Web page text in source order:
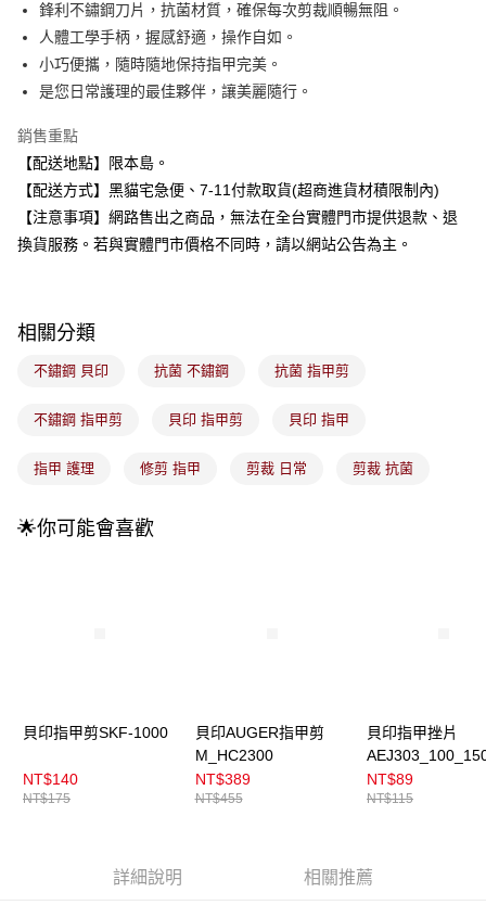
悠遊付
Google Pay
【大哥付你分期使用說明】
1.本服務由台灣大哥大提供，台灣大哥大用戶可立即使用無須另外申請。
2.付款方式選擇「大哥付你分期」，訂單成立後會自動跳轉到大哥付的交易
4.訂單成立30分鐘內，如未前往確認交易或遇審核未通過，訂單將自動取
消。如遇「轉專審核」未通過狀況，表示未達大哥付你分期系統評分，恕無
【繳款方式說明】
醒簡訊。
1.本服務係由「台灣大哥大股份有限公司」（以下簡稱本公司）所提供，讓
用戶於交易時，得透過本服務購買商品或服務，並由商店將買賣／分期付款
ATM付款
每筆NT$100，滿NT$899(含以上)免運費
付款後全家取貨
每筆NT$100，滿NT$899(含以上)免運費
付款後7-11取貨
付款後門市自取
每筆NT$100，滿NT$399(含以上)免運費
鋒利不鏽鋼刀片，抗菌材質，確保每次剪裁順暢無阻。
人體工學手柄，握感舒適，操作自如。
小巧便攜，隨時隨地保持指甲完美。
是您日常護理的最佳夥伴，讓美麗隨行。
銷售重點
【配送地點】限本島。
【配送方式】黑貓宅急便、7-11付款取貨(超商進貨材積限制內)
【注意事項】網路售出之商品，無法在全台實體門市提供退款、退
換貨服務。若與實體門市價格不同時，請以網站公告為主。
相關分類
不鏽鋼 貝印 抗菌 不鏽鋼 抗菌 指甲剪
不鏽鋼 指甲剪 貝印 指甲剪 貝印 指甲
指甲 護理 修剪 指甲 剪裁 日常 剪裁 抗菌
🌟你可能會喜歡
貝印指甲剪SKF-1000
NT$140
NT$175
貝印AUGER指甲剪
M_HC2300
NT$389
NT$455
貝印指甲挫片
入
NT$89
NT$115
詳細說明 相關推薦